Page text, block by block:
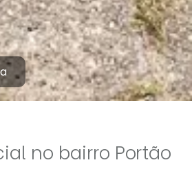
no bairro Portão